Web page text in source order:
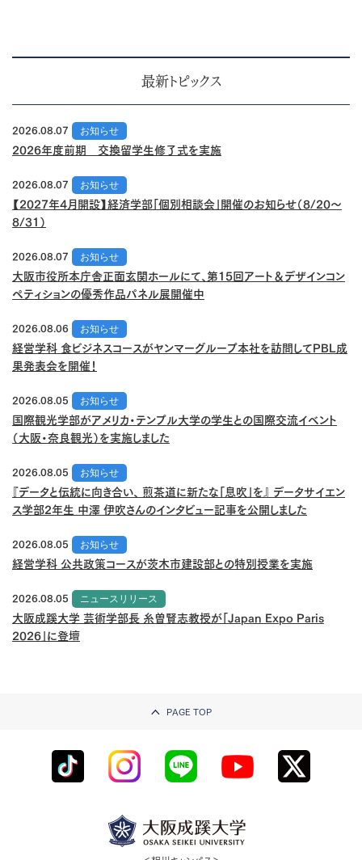
最新トピックス
2026.08.07
お知らせ
2026年度前期 交換留学生修了式を実施
2026.08.07
お知らせ
【2027年4月開設】経済学部「個別相談会」開催のお知らせ（8/20～
8/31）
2026.08.07
お知らせ
大阪市役所本庁舎正面玄関ホールにて、第15回アート＆デザインコン
ペティションの優秀作品パネル展開催中
2026.08.06
お知らせ
経営学科 食ビジネスコースがヤンマーグループ本社を訪問してPBL成
果発表会を開催！
2026.08.05
お知らせ
国際観光学部がアメリカ・テンプル大学の学生との国際交流イベント
（大阪・奈良観光）を実施しました
2026.08.05
お知らせ
『データと伝統に向き合い、 煎茶道に新たな「息吹」を』 データサイエン
ス学部2年生 中澤 伊吹さんのインタビュー記事を公開しました
2026.08.05
お知らせ
経営学科 公共政策コースが茨木市建設部との特別授業を実施
2026.08.05
ニュースリリース
大阪成蹊大学 芸術学部長 糸曽賢志教授が「Japan Expo Paris
2026」に登壇
PAGE TOP